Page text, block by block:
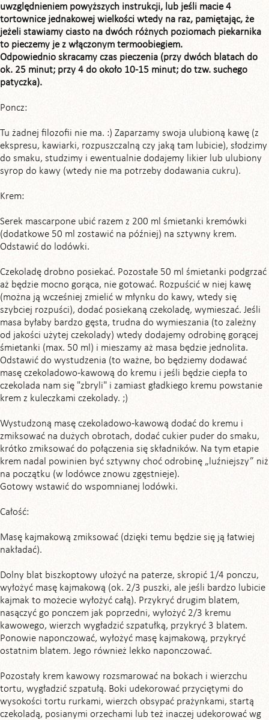
uwzględnieniem powyższych instrukcji, lub jeśli macie 4
tortownice jednakowej wielkości wtedy na raz, pamiętając, że
jeżeli stawiamy ciasto na dwóch różnych poziomach piekarnika
to pieczemy je z włączonym termoobiegiem.
Odpowiednio skracamy czas pieczenia (przy dwóch blatach do
ok. 25 minut; przy 4 do około 10-15 minut; do tzw. suchego
patyczka).
Poncz:
Tu żadnej filozofii nie ma. :) Zaparzamy swoja ulubioną kawę (z
ekspresu, kawiarki, rozpuszczalną czy jaką tam lubicie), słodzimy
do smaku, studzimy i ewentualnie dodajemy likier lub ulubiony
syrop do kawy (wtedy nie ma potrzeby dodawania cukru).
Krem:
Serek mascarpone ubić razem z 200 ml śmietanki kremówki
(dodatkowe 50 ml zostawić na później) na sztywny krem.
Odstawić do lodówki.
Czekoladę drobno posiekać. Pozostałe 50 ml śmietanki podgrzać
aż będzie mocno gorąca, nie gotować. Rozpuścić w niej kawę
(można ją wcześniej zmielić w młynku do kawy, wtedy się
szybciej rozpuści), dodać posiekaną czekoladę, wymieszać. Jeśli
masa byłaby bardzo gęsta, trudna do wymieszania (to zależny
od jakości użytej czekolady) wtedy dodajemy odrobinę gorącej
śmietanki (max. 50 ml) i mieszamy aż masa będzie jednolita.
Odstawić do wystudzenia (to ważne, bo będziemy dodawać
masę czekoladowo-kawową do kremu i jeśli będzie ciepła to
czekolada nam się "zbryli" i zamiast gładkiego kremu powstanie
krem z kuleczkami czekolady. ;)
Wystudzoną masę czekoladowo-kawową dodać do kremu i
zmiksować na dużych obrotach, dodać cukier puder do smaku,
krótko zmiksować do połączenia się składników. Na tym etapie
krem nadal powinien być sztywny choć odrobinę „luźniejszy” niż
na początku (w lodówce znowu zgęstnieje).
Gotowy wstawić do wspomnianej lodówki.
Całość:
Masę kajmakową zmiksować (dzięki temu będzie się ją łatwiej
nakładać).
Dolny blat biszkoptowy ułożyć na paterze, skropić 1/4 ponczu,
wyłożyć masę kajmakową (ok. 2/3 puszki, ale jeśli bardzo lubicie
kajmak to możecie wyłożyć całą). Przykryć drugim blatem,
nasączyć go ponczem jak poprzedni, wyłożyć 2/3 kremu
kawowego, wierzch wygładzić szpatułką, przykryć 3 blatem.
Ponowie naponczować, wyłożyć masę kajmakową, przykryć
ostatnim blatem. Jego również lekko naponczować.
Pozostały krem kawowy rozsmarować na bokach i wierzchu
tortu, wygładzić szpatułą. Boki udekorować przyciętymi do
wysokości tortu rurkami, wierzch obsypać prażynkami, startą
czekoladą, posianymi orzechami lub też inaczej udekorować wg